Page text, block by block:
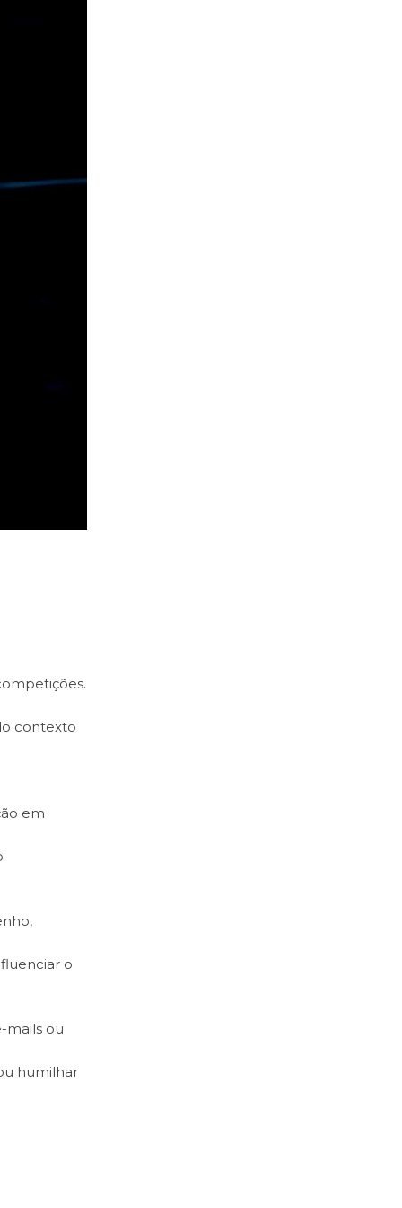
contexto
em
o
mails ou
humilhar